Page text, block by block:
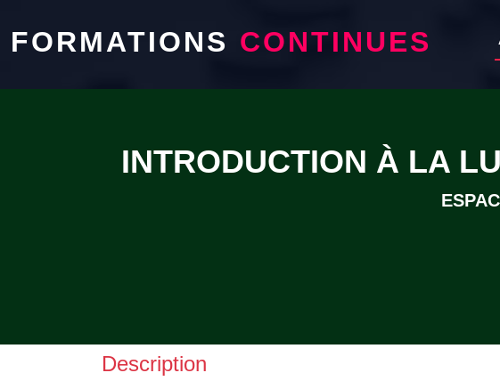
FORMATIONS CONTINUES
INTRODUCTION À LA
Description